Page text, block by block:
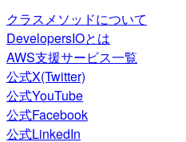
クラスメソッドについて
DevelopersIOとは
AWS支援サービス一覧
公式X(Twitter)
公式YouTube
公式Facebook
公式LinkedIn